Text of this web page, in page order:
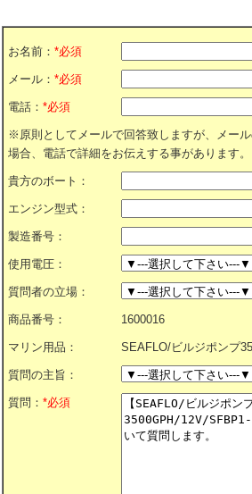
お名前： *必須
メール： *必須
電話： *必須
※原則としてメールで回答致しますが、メー
場合、電話で詳細をお伝えする事があります。
貴方のボート：
エンジン型式：
製造番号：
使用電圧：
質問者の立場：
商品番号： 1600016
マリン用品： SEAFLO/ビルジポンプ
質問の主旨：
質問： *必須